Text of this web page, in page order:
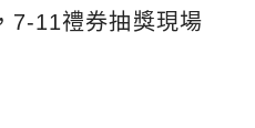
7-11禮券抽獎現場